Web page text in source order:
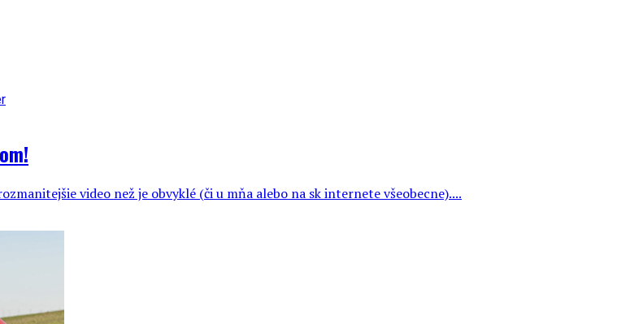
video než je obvyklé (či u mňa alebo na sk internete všeobecne)....